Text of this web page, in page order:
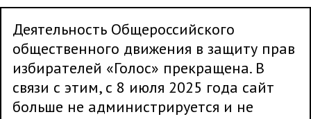
Деятельность Общероссийского
общественного движения в защиту прав
избирателей «Голос» прекращена. В
связи с этим, с 8 июля 2025 года сайт
больше не администрируется и не